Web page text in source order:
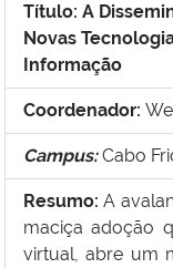
Título: A
Novas
Informação
Coordenador:
Campus:Cabo
Resumo: A
maciça adoção
virtual, abre um